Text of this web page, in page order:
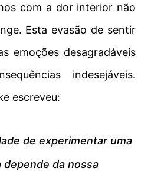
com a dor interior não
Esta evasão de sentir
emoções desagradáveis
indesejáveis.
escreveu:
de experimentar uma
depende da nossa